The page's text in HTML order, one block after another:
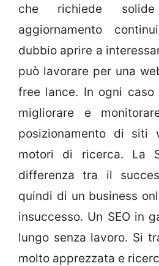
che richiede
aggiornamento
dubbio aprire a
può lavorare per una
free lance. In ogni
migliorare e
posizionamento di siti
motori di ricerca. La
differenza tra il
quindi di un business
insuccesso. Un SEO in
lungo senza lavoro. Si
molto apprezzata e